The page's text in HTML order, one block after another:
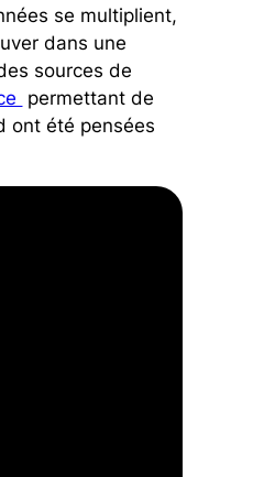
se multiplient,
dans une
sources de
permettant de
ont été pensées